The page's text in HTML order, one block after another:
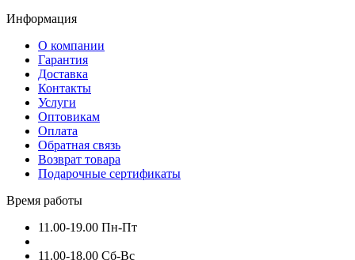
Информация
О компании
Гарантия
Доставка
Контакты
Услуги
Оптовикам
Оплата
Обратная связь
Возврат товара
Подарочные сертификаты
Время работы
11.00-19.00 Пн-Пт
11.00-18.00 Сб-Вс